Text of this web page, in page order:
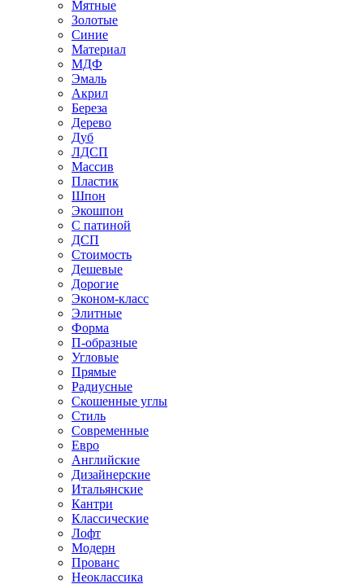
Мятные
Золотые
Синие
Материал
МДФ
Эмаль
Акрил
Береза
Дерево
Дуб
ЛДСП
Массив
Пластик
Шпон
Экошпон
С патиной
ДСП
Стоимость
Дешевые
Дорогие
Эконом-класс
Элитные
Форма
П-образные
Угловые
Прямые
Радиусные
Скошенные углы
Стиль
Современные
Евро
Английские
Дизайнерские
Итальянские
Кантри
Классические
Лофт
Модерн
Прованс
Неоклассика